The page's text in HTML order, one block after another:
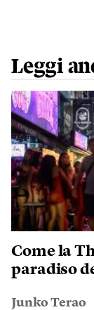
Leggi
Come la
paradiso
Junko Terao